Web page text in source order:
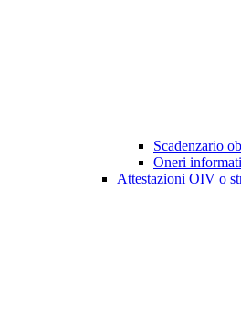
Scadenzario
Oneri
Attestazioni OIV o